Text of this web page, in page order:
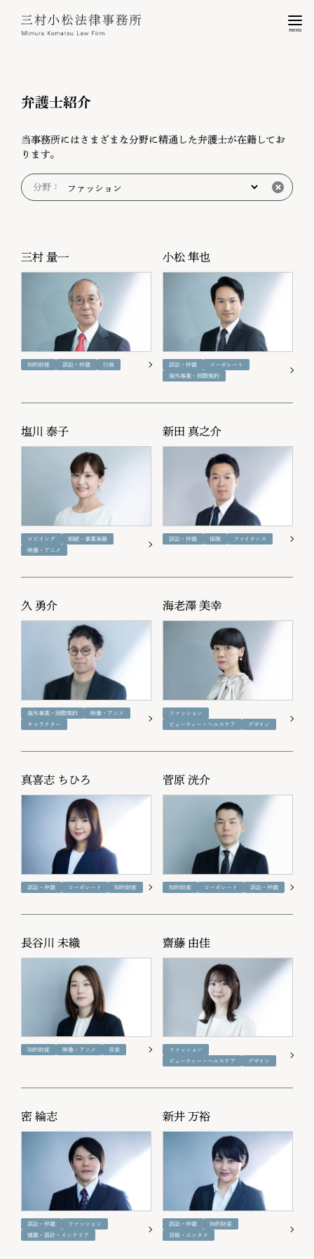
menu
弁護士紹介
当事務所にはさまざまな分野に精通した弁護士が在籍してお
ります。
分野：
三村 量一
知的財産 訴訟・仲裁 行政
小松 隼也
訴訟・仲裁
コーポレート
海外事業・国際契約
塩川 泰子
ロビイング
相続・事業承継
映像・アニメ
新田 真之介
訴訟・仲裁 保険 ファイナンス
久 勇介
海外事業・国際契約
映像・アニメ
キャラクター
海老澤 美幸
ファッション
ビューティー・ヘルスケア
デザイン
真喜志 ちひろ
訴訟・仲裁 コーポレート 知的財産
菅原 洸介
知的財産 コーポレート 訴訟・仲裁
長谷川 未織
知的財産 映像・アニメ 音楽
齋藤 由佳
ファッション
ビューティー・ヘルスケア
デザイン
密 綸志
訴訟・仲裁
ファッション
建築・設計・インテリア
新井 万裕
訴訟・仲裁
知的財産
芸能・エンタメ